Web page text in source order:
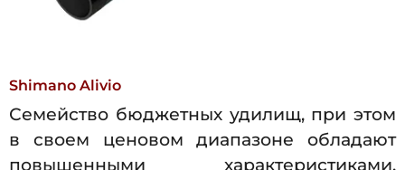
Shimano Alivio
Семейство бюджетных удилищ, при этом
в своем ценовом диапазоне обладают
повышенными характеристиками.